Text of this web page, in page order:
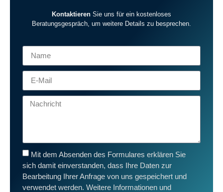
Kontaktieren Sie uns für ein kostenloses
Beratungsgespräch, um weitere Details zu besprechen.
Mit dem Absenden des Formulares erklären Sie
sich damit einverstanden, dass Ihre Daten zur
Bearbeitung Ihrer Anfrage von uns gespeichert und
verwendet werden. Weitere Informationen und